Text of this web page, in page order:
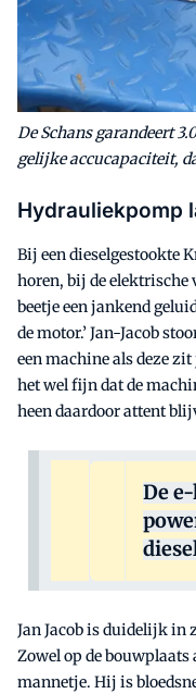
De Schans garandeert
gelijke accucapaciteit,
Hydrauliekpomp
Bij een dieselgestookte
horen, bij de elektrische
beetje een jankend
de motor.’ Jan-Jacob
een machine als deze
het wel fijn dat de
heen daardoor attent
De
Jan Jacob is duidelijk in
Zowel op de
mannetje. Hij is